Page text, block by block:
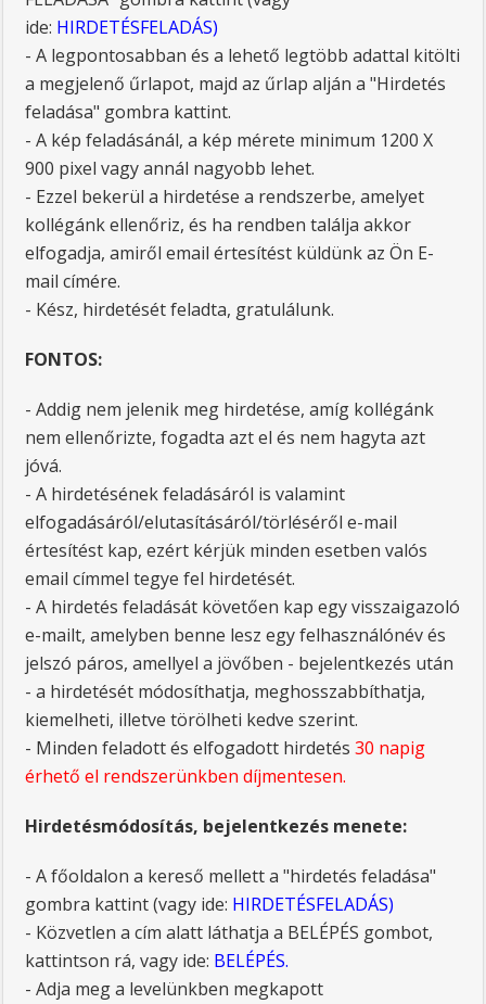
ide: HIRDETÉSFELADÁS)
- A legpontosabban és a lehető legtöbb adattal kitölti
a megjelenő űrlapot, majd az űrlap alján a "Hirdetés
feladása" gombra kattint.
- A kép feladásánál, a kép mérete minimum 1200 X
900 pixel vagy annál nagyobb lehet.
- Ezzel bekerül a hirdetése a rendszerbe, amelyet
kollégánk ellenőriz, és ha rendben találja akkor
elfogadja, amiről email értesítést küldünk az Ön E-
mail címére.
- Kész, hirdetését feladta, gratulálunk.
FONTOS:
- Addig nem jelenik meg hirdetése, amíg kollégánk
nem ellenőrizte, fogadta azt el és nem hagyta azt
jóvá.
- A hirdetésének feladásáról is valamint
elfogadásáról/elutasításáról/törléséről e-mail
értesítést kap, ezért kérjük minden esetben valós
email címmel tegye fel hirdetését.
- A hirdetés feladását követően kap egy visszaigazoló
e-mailt, amelyben benne lesz egy felhasználónév és
jelszó páros, amellyel a jövőben - bejelentkezés után
- a hirdetését módosíthatja, meghosszabbíthatja,
kiemelheti, illetve törölheti kedve szerint.
- Minden feladott és elfogadott hirdetés30 napig
érhető el rendszerünkben díjmentesen.
Hirdetésmódosítás, bejelentkezés menete:
- A főoldalon a kereső mellett a "hirdetés feladása"
gombra kattint (vagy ide: HIRDETÉSFELADÁS)
- Közvetlen a cím alatt láthatja a BELÉPÉS gombot,
kattintson rá, vagy ide: BELÉPÉS.
- Adja meg a levelünkben megkapott